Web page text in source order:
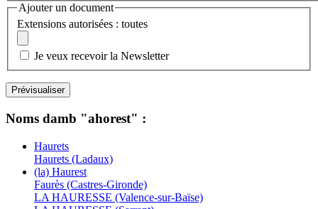
Ajouter un document
Extensions autorisées : toutes
Je veux recevoir la Newsletter
Noms damb "ahorest" :
Haurets
Haurets (Ladaux)
(la) Haurest
Faurès (Castres-Gironde)
LA HAURESSE (Valence-sur-Baïse)